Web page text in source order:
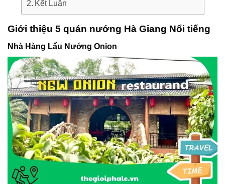
Kết Luận
Giới thiệu 5 quán nướng Hà Giang Nổi tiếng
Nhà Hàng Lẩu Nướng Onion